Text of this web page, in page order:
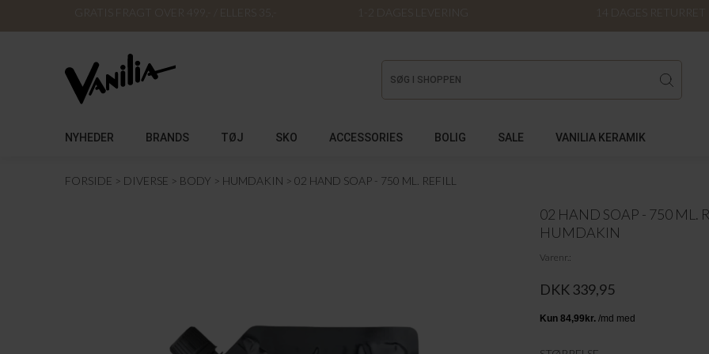
GRATIS FRAGT OVER 499,- / ELLERS 35,- 1-2 DAGES LEVERING 14 DAGES RETURRET
NYHEDER BRANDS TØJ SKO ACCESSORIES BOLIG SALE VANILIA KERAMIK
FORSIDE DIVERSE BODY HUMDAKIN 02 HAND SOAP - 750 ML. REFILL
02 HAND SOAP - 750 ML.
HUMDAKIN
Varenr.
DKK 339,95